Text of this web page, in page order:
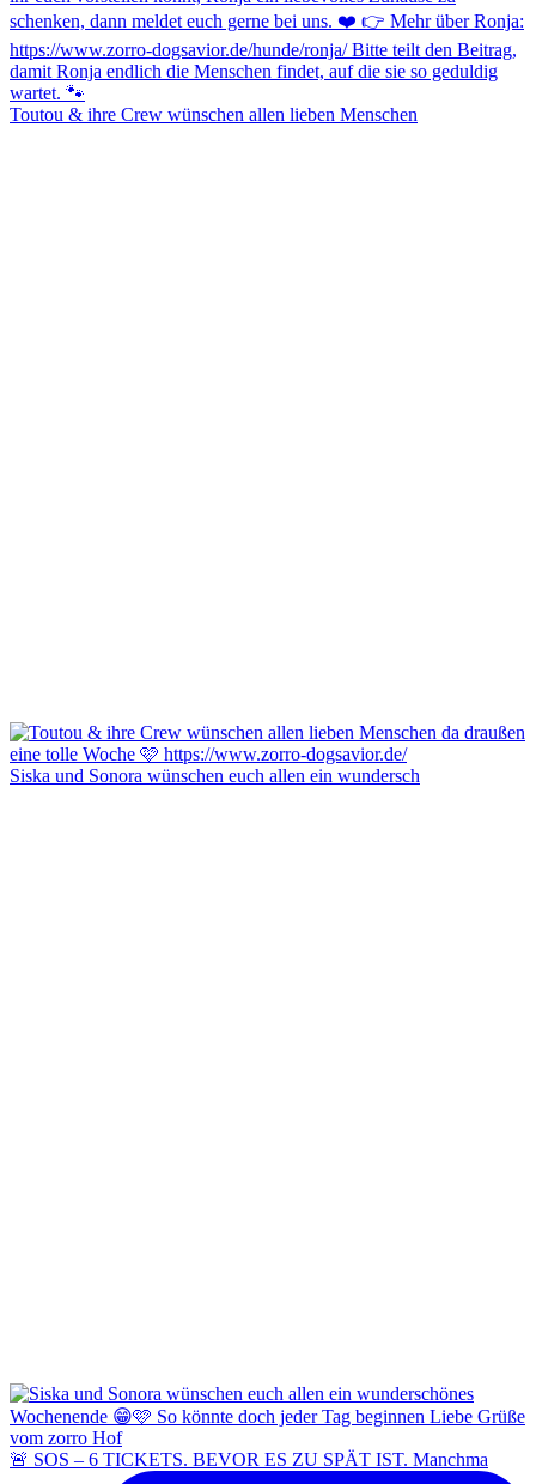
Toutou & ihre Crew wünschen allen lieben Menschen
Siska und Sonora wünschen euch allen ein wundersch
🚨 SOS – 6 TICKETS. BEVOR ES ZU SPÄT IST. Manchma